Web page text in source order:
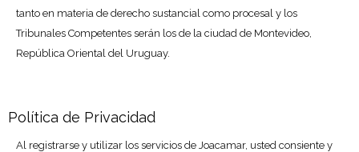
tanto en materia de derecho sustancial como procesal y los
Tribunales Competentes serán los de la ciudad de Montevideo,
República Oriental del Uruguay.
Política de Privacidad
Al registrarse y utilizar los servicios de Joacamar, usted consiente y